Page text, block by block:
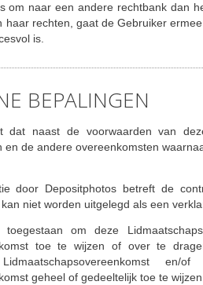
om naar een andere rechtbank dan
haar rechten, gaat de Gebruiker
is.
BEPALINGEN
dat naast de voorwaarden van
en de andere overeenkomsten
door Depositphotos betreft de
niet worden uitgelegd als een
om deze
toe te wijzen of over te
geheel of gedeeltelijk toe te